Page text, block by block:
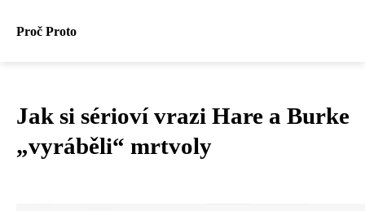
Proč Proto
Jak si sérioví vrazi Hare a Burke
„vyráběli“ mrtvoly